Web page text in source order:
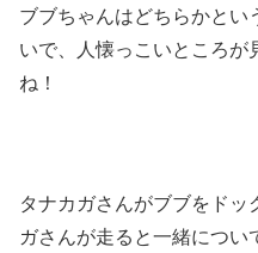
ブブちゃんはどちらかとい
いで、人懐っこいところ
ね！
タナカガさんがブブをド
ガさんが走ると一緒につ